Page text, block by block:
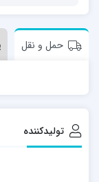
حمل و نقل
تولیدکننده